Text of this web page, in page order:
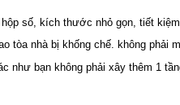
số, kích thước nhỏ gọn, tiết
tòa nhà bị khống chế. không phải
như bạn không phải xây thêm 1